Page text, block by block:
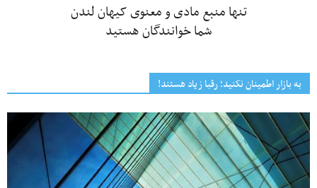
تنها منبع مادی و معنوی کیهان لندن
شما خوانندگان هستید
به بازار اطمینان نکنید؛ رقبا زیاد هستند!